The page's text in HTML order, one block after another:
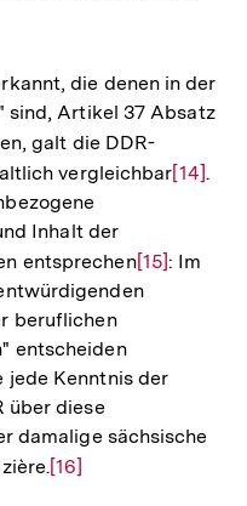
die denen in der
sind, Artikel 37 Absatz
galt die DDR-
vergleichbarZur
Fußnote
[14].
Inhalt der
entsprechenZur
Auflösung
[15]: Im
beruflichen
entscheiden
jede Kenntnis der
über diese
damalige sächsische
Zur
[16]